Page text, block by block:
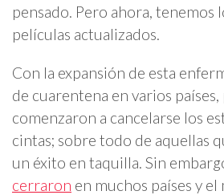
pensado. Pero ahora, tenemos
películas actualizados.
Con la expansión de esta
de cuarentena en varios
comenzaron a cancelarse los
cintas; sobre todo de aquellas
un éxito en taquilla. Sin
cerraron en muchos países y el